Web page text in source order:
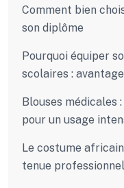
Comment bien
son diplôme
Pourquoi équiper
scolaires :
Blouses médicales
pour un usage
Le costume
tenue